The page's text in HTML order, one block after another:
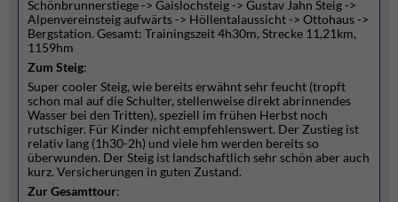
Schönbrunnerstiege -> Gaislochsteig -> Gustav Jahn Steig ->
Alpenvereinsteig aufwärts -> Höllentalaussicht -> Ottohaus ->
Bergstation. Gesamt: Trainingszeit 4h30m, Strecke 11,21km,
1159hm
Zum Steig:
Super cooler Steig, wie bereits erwähnt sehr feucht (tropft
schon mal auf die Schulter, stellenweise direkt abrinnendes
Wasser bei den Tritten), speziell im frühen Herbst noch
rutschiger. Für Kinder nicht empfehlenswert. Der Zustieg ist
relativ lang (1h30-2h) und viele hm werden bereits so
überwunden. Der Steig ist landschaftlich sehr schön aber auch
kurz. Versicherungen in guten Zustand.
Zur Gesamttour: